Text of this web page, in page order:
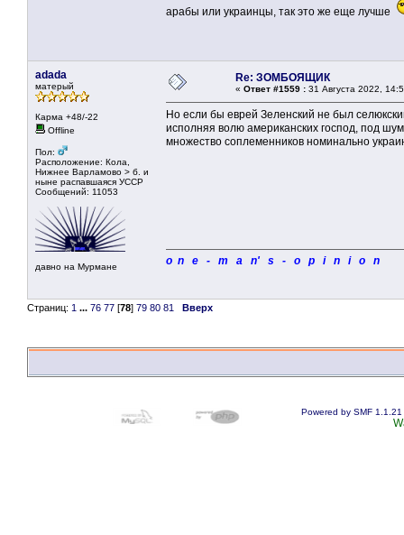
арабы или украинцы, так это же еще лучше
adada
матерый
Карма +48/-22
Offline
Пол:
Расположение: Кола,
Нижнее Варламово > б. и
ныне распавшаяся УССР
Сообщений: 11053
давно на Мурмане
Re: ЗОМБОЯЩИК
« Ответ #1559 : 31 Августа 2022,
Но если бы еврей Зеленский не был
исполняя волю американских господ, под
множество соплеменников номинально
o n e - m a n' s - o p i n i o n
Страниц: 1 ... 76 77 [78] 79 80 81 Вверх
Powered by SMF 1.1.21